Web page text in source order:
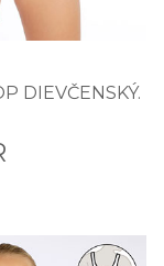
DIEVČENSKÝ.